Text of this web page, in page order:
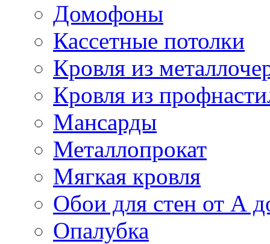
Домофоны
Кассетные потолки
Кровля из
Кровля из
Мансарды
Металлопрокат
Мягкая кровля
Обои для стен от А
Опалубка